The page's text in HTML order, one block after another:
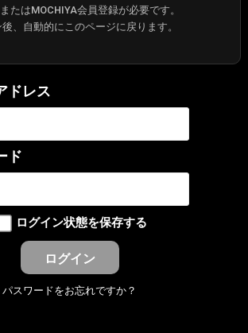
たはMOCHIYA会員登録が必要です。
後、自動的にこのページに戻ります。
ドレス
ド
ログイン状態を保存する
パスワードをお忘れですか？